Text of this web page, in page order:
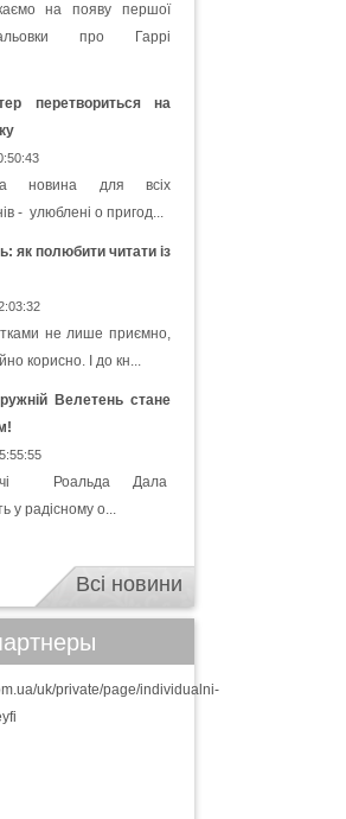
на появу першої
про Гаррі
перетвориться на
новина для всіх
- улюблені о пригод...
як полюбити читати із
не лише приємно,
корисно. І до кн...
Велетень стане
Роальда Дала
у радісному о...
Всі новини
uk/private/page/individualni-